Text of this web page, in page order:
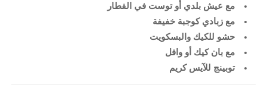
مع عيش بلدي أو توست في الفطار
مع زبادي كوجبة خفيفة
حشو للكيك والبسكويت
مع بان كيك أو وافل
توبينج للآيس كريم